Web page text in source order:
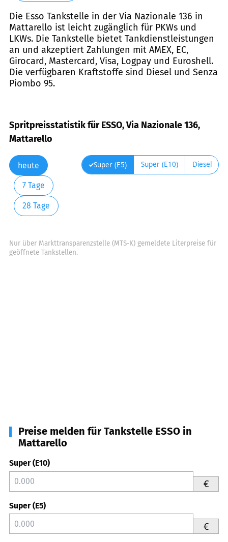
Die Esso Tankstelle in der Via Nazionale 136 in
Mattarello ist leicht zugänglich für PKWs und
LKWs. Die Tankstelle bietet Tankdienstleistungen
an und akzeptiert Zahlungen mit AMEX, EC,
Girocard, Mastercard, Visa, Logpay und Euroshell.
Die verfügbaren Kraftstoffe sind Diesel und Senza
Piombo 95.
Spritpreisstatistik für ESSO, Via Nazionale 136,
Mattarello
heute
7 Tage
28 Tage
Super (E5) Super (E10) Diesel
Nur über Markttransparenzstelle (MTS-K) gemeldete Literpreise für
geöffnete Tankstellen.
Preise melden für Tankstelle ESSO in
Mattarello
Super (E10)
€
Super (E5)
€